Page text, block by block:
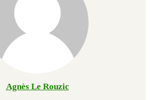
Agnès Le Rouzic